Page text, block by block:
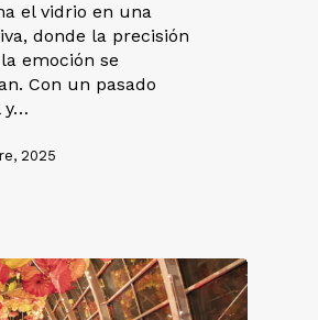
el vidrio en una
donde la precisión
emoción se
Con un pasado
y…
2025